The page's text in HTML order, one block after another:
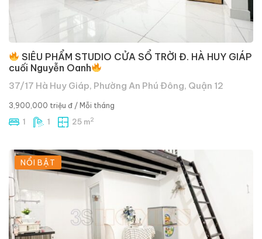
SIÊU PHẨM STUDIO CỬA SỔ TRỜI Đ. HÀ HUY GIÁP
cuối Nguyễn Oanh
37/17 Hà Huy Giáp, Phường An Phú Đông, Quận 12
3,900,000 triệu đ / Mỗi tháng
1 1 25 m2
NỔI BẬT